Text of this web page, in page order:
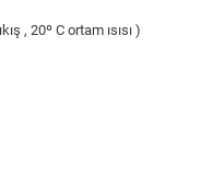
, 20º C ortam ısısı )